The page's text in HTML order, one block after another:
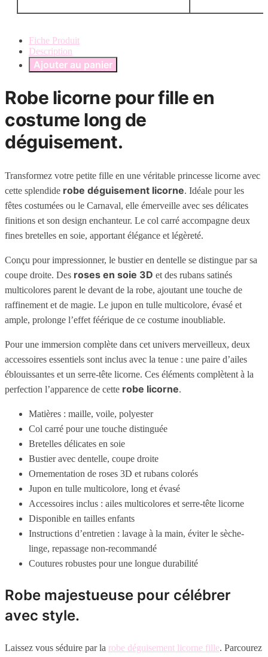
Fiche Produit
Description
Ajouter au panier
Robe licorne pour fille en
costume long de
déguisement.
Transformez votre petite fille en une véritable princesse licorne avec
cette splendide robe déguisement licorne. Idéale pour les
fêtes costumées ou le Carnaval, elle émerveille avec ses délicates
finitions et son design enchanteur. Le col carré accompagne deux
fines bretelles en soie, apportant élégance et légèreté.
Conçu pour impressionner, le bustier en dentelle se distingue par sa
coupe droite. Des roses en soie 3D et des rubans satinés
multicolores parent le devant de la robe, ajoutant une touche de
raffinement et de magie. Le jupon en tulle multicolore, évasé et
ample, prolonge l’effet féérique de ce costume inoubliable.
Pour une immersion complète dans cet univers merveilleux, deux
accessoires essentiels sont inclus avec la tenue : une paire d’ailes
éblouissantes et un serre-tête licorne. Ces éléments complètent à la
perfection l’apparence de cette robe licorne.
Matières : maille, voile, polyester
Col carré pour une touche distinguée
Bretelles délicates en soie
Bustier avec dentelle, coupe droite
Ornementation de roses 3D et rubans colorés
Jupon en tulle multicolore, long et évasé
Accessoires inclus : ailes multicolores et serre-tête licorne
Disponible en tailles enfants
Instructions d’entretien : lavage à la main, éviter le sèche-
linge, repassage non-recommandé
Coutures robustes pour une longue durabilité
Robe majestueuse pour célébrer
avec style.
Laissez vous séduire par la robe déguisement licorne fille. Parcourez